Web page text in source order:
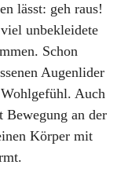
lässt: geh raus!
unbekleidete
Schon
Augenlider
Auch
Bewegung an der
Körper mit